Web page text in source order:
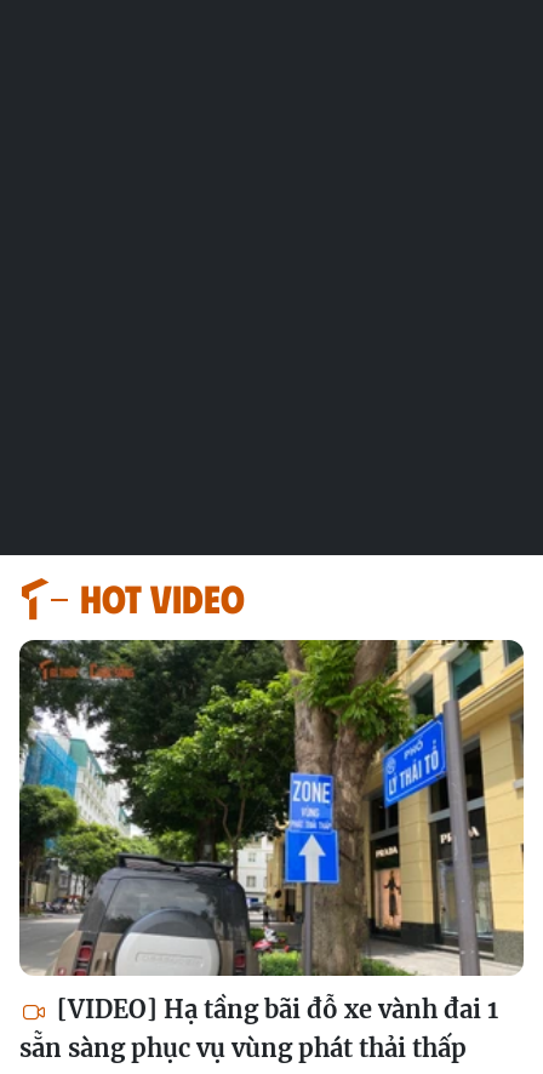
HOT VIDEO
[VIDEO] Hạ tầng bãi đỗ xe vành đai 1
sẵn sàng phục vụ vùng phát thải thấp